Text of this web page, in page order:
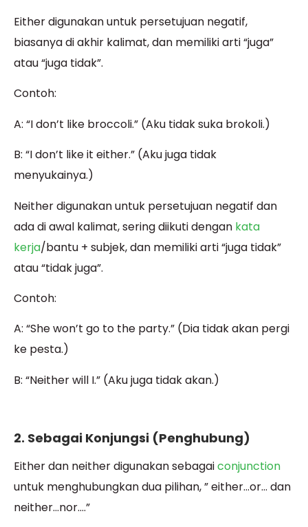
Either digunakan untuk persetujuan negatif,
biasanya di akhir kalimat, dan memiliki arti “juga”
atau “juga tidak”.
Contoh:
A: “I don’t like broccoli.” (Aku tidak suka brokoli.)
B: “I don’t like it either.” (Aku juga tidak
menyukainya.)
Neither digunakan untuk persetujuan negatif dan
ada di awal kalimat, sering diikuti dengan kata
kerja/bantu + subjek, dan memiliki arti “juga tidak”
atau “tidak juga”.
Contoh:
A: “She won’t go to the party.” (Dia tidak akan pergi
ke pesta.)
B: “Neither will I.” (Aku juga tidak akan.)
2. Sebagai Konjungsi (Penghubung)
Either dan neither digunakan sebagaiconjunction
untuk menghubungkan dua pilihan, ” either…or… dan
neither…nor….”